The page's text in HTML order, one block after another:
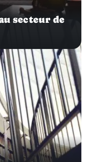
secteur de